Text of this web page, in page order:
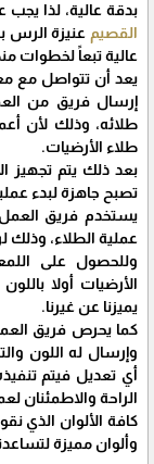
بدقة عالية، لذا
القصيم عنيزة الرس
عالية تبعاً لخطوات
يعد أن تتواصل مع
إرسال فريق من
طلائه، وذلك لأن
طلاء الأرضيات.
بعد ذلك يتم تجهيز
تصبح جاهزة لبدء
يستخدم فريق العمل
عملية الطلاء، وذلك
وللحصول على
الأرضيات أولا
يميزنا عن غيرنا.
كما يحرص فريق
وإرسال له اللون
أي تعديل فيتم
الراحة والاطمئنان
كافة الألوان الذي
وألوان مميزة